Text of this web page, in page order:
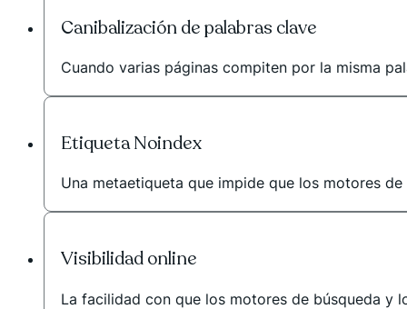
Canibalización de palabras clave
Cuando varias páginas compiten por la misma
Etiqueta Noindex
Una metaetiqueta que impide que los motores
Visibilidad online
La facilidad con que los motores de búsqueda y